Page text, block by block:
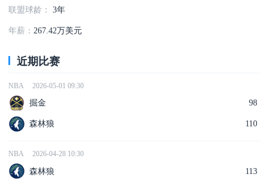
联盟球龄： 3年
年薪：267.42万美元
近期比赛
NBA 2026-05-01 09:30
掘金 98
森林狼 110
NBA 2026-04-28 10:30
森林狼 113